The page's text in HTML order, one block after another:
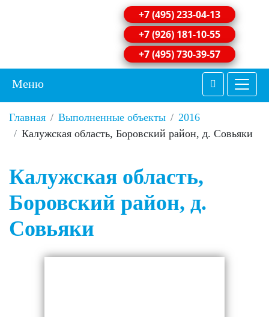
+7 (495) 233-04-13
+7 (926) 181-10-55
+7 (495) 730-39-57
Меню
Главная Выполненные объекты
2016
Калужская область, Боровский район, д. Совьяки
Калужская область,
Боровский район, д.
Совьяки